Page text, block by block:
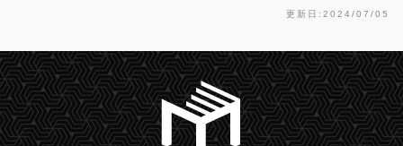
更新日:2024/07/05